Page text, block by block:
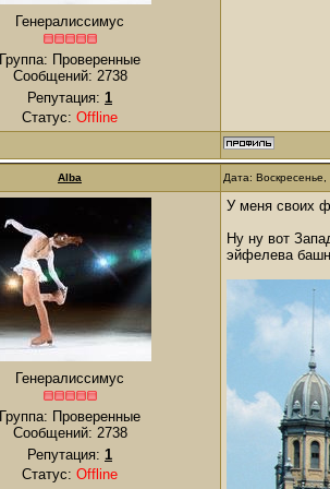
Генералиссимус
Группа: Проверенные
Сообщений: 2738
Репутация: 1
Статус: Offline
Alba Дата:
Генералиссимус
Группа: Проверенные
Сообщений: 2738
Репутация: 1
Статус: Offline
У меня своих
Ну ну вот
эйфелева